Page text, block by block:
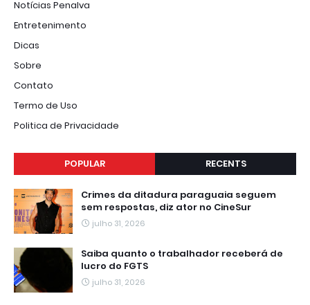
Notícias Penalva
Entretenimento
Dicas
Sobre
Contato
Termo de Uso
Politica de Privacidade
POPULAR RECENTS
Crimes da ditadura paraguaia seguem
sem respostas, diz ator no CineSur
julho 31, 2026
Saiba quanto o trabalhador receberá de
lucro do FGTS
julho 31, 2026